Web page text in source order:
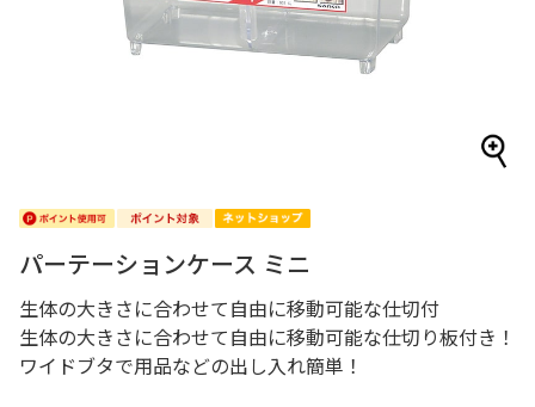
パーテーションケース ミニ
生体の大きさに合わせて自由に移動可能な仕切付
生体の大きさに合わせて自由に移動可能な仕切り板付き！
ワイドブタで用品などの出し入れ簡単！